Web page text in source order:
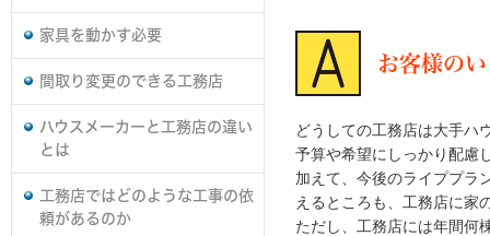
家具を動かす必要
間取り変更のできる工務店
ハウスメーカーと工務店の違い
とは
工務店ではどのような工事の依
頼があるのか
お客様の
どうしての工務店は大手ハ
予算や希望にしっかり配慮
加えて、今後のライププラ
えるところも、工務店に家
ただし、工務店には年間何